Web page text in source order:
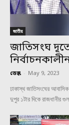
জাতীয়
জাতিসংঘ
ডেস্ক - May 9, 2023
ঢাকাস্থ জাতিসংঘের
দুপুর ১টার দিকে রাজধানীর